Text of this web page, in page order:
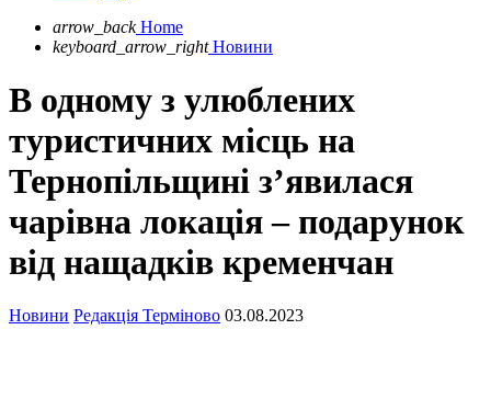
arrow_back Home
keyboard_arrow_right Новини
В одному з улюблених
туристичних місць на
Тернопільщині з’явилася
чарівна локація – подарунок
від нащадків кременчан
Новини Редакція Терміново 03.08.2023